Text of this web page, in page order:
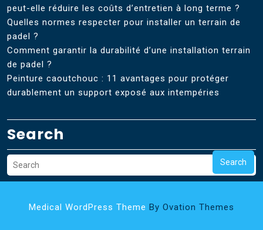
peut-elle réduire les coûts d’entretien à long terme ?
Quelles normes respecter pour installer un terrain de
padel ?
Comment garantir la durabilité d’une installation terrain
de padel ?
Peinture caoutchouc : 11 avantages pour protéger
durablement un support exposé aux intempéries
Search
Search
Medical WordPress Theme By Ovation Themes